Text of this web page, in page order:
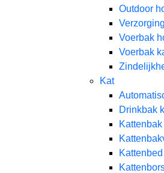
Outdoor
Voerbak
Voerbak
Kat
Drinkbak
Kattenbak
Kattenbed